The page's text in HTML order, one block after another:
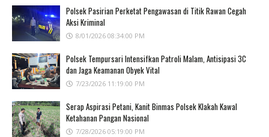
Polsek Pasirian Perketat Pengawasan di Titik Rawan Cegah
Aksi Kriminal
8/01/2026 08:34:00 PM
Polsek Tempursari Intensifkan Patroli Malam, Antisipasi 3C
dan Jaga Keamanan Obyek Vital
7/23/2026 11:19:00 PM
Serap Aspirasi Petani, Kanit Binmas Polsek Klakah Kawal
Ketahanan Pangan Nasional
7/28/2026 05:19:00 PM